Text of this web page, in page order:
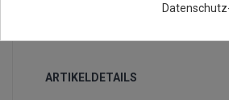
ARTIKELDETAILS